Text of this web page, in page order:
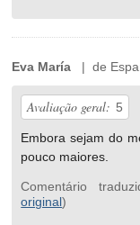
Eva María | de
Avaliação geral: 5
Embora sejam do
pouco maiores.
Comentário
original)